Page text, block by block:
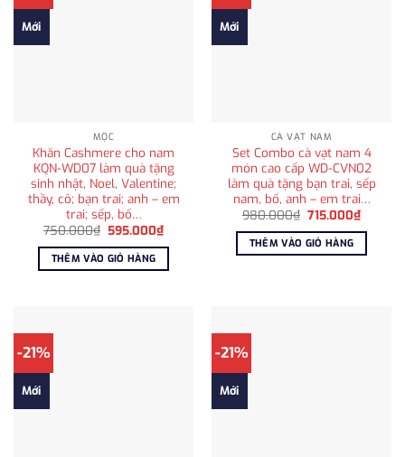
Mới
MỘC
Khăn Cashmere cho nam
KQN-WD07 làm quà tặng
sinh nhật, Noel, Valentine;
thầy, cô; bạn trai; anh – em
trai; sếp, bố…
750.000₫ Giá
là:
750.000₫.
595.000₫Giá
tại
THÊM VÀO GIỎ HÀNG
Mới
CÀ VẠT NAM
Set Combo cà vạt nam 4
món cao cấp WD-CVN02
làm quà tặng bạn trai, sếp
nam, bố, anh – em trai…
980.000₫ Giá
là:
980.000₫.
715.000₫Giá
tại
THÊM VÀO GIỎ HÀNG
-21%
Mới
-21%
Mới